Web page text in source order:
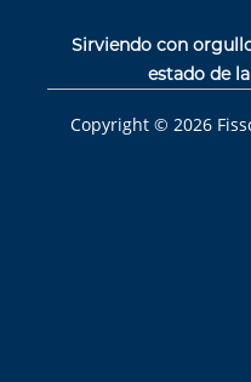
Sirviendo con
estado de
Copyright © 2026